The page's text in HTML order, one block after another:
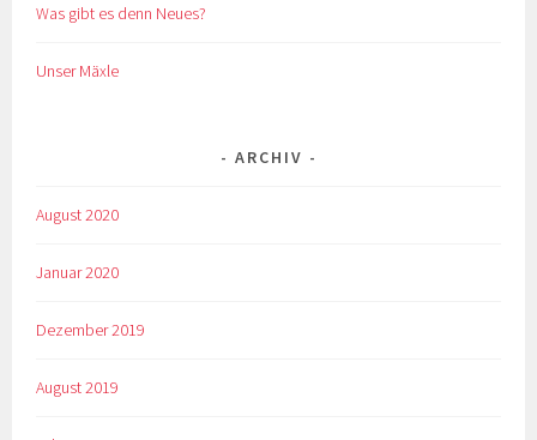
Was gibt es denn Neues?
Unser Mäxle
ARCHIV
August 2020
Januar 2020
Dezember 2019
August 2019